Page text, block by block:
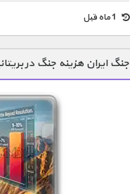
جنگ ایران هزینه جنگ در